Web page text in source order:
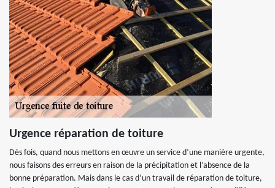
Urgence réparation de toiture
Dès fois, quand nous mettons en œuvre un service d’une manière urgente,
nous faisons des erreurs en raison de la précipitation et l’absence de la
bonne préparation. Mais dans le cas d’un travail de réparation de toiture,